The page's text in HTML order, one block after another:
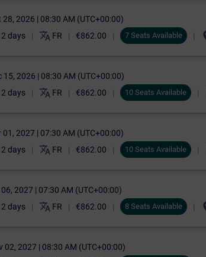
28, 2026 | 08:30 AM (UTC+00:00)
2 days translate FR €862.00 7 Seats Available
15, 2026 | 08:30 AM (UTC+00:00)
2 days translate FR €862.00 10 Seats Available
01, 2027 | 07:30 AM (UTC+00:00)
2 days translate FR €862.00 10 Seats Available
2027 | 07:30 AM (UTC+00:00)
2 days translate FR €862.00 8 Seats Available
02, 2027 | 08:30 AM (UTC+00:00)